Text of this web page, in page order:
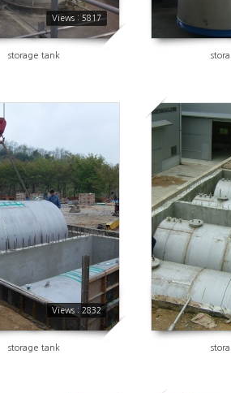
Views : 5817
storage tank
Views : 2832
storage tank